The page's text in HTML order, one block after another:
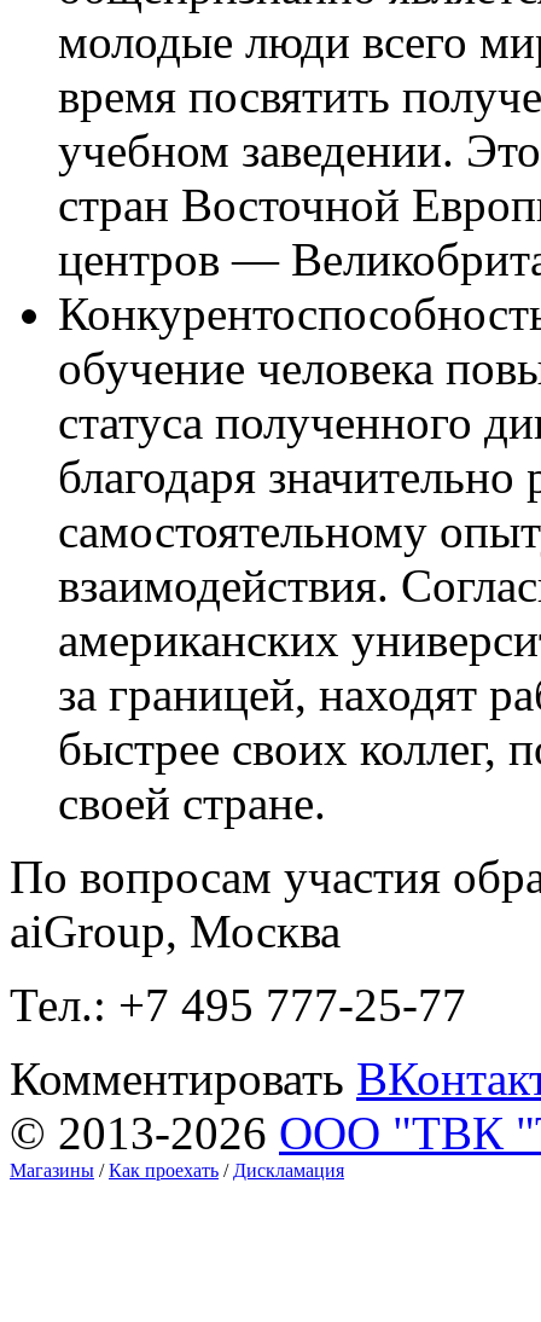
молодые люди всего
время посвятить
учебном заведении.
стран Восточной
центров —
обучение человека
статуса полученного
благодаря
самостоятельному
взаимодействия.
американских
за границей, находят
быстрее своих коллег,
своей стране.
По вопросам участия
aiGroup, Москва
Тел.: +7 495 777-25-77
Комментировать
© 2013-2026 ООО "ТВК
Магазины /Как проехать /Дискламация